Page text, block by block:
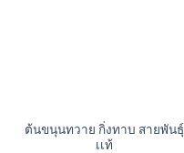
ต้นขนุนทวาย กิ่งทาบ สายพันธุ์
เเท้